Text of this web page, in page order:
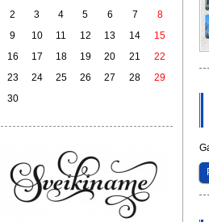
2
3 4 5 6 7
8
9
10 11 12 13 14
15
16
17 18 19 20 21
22
23
24 25 26 27 28
29
30